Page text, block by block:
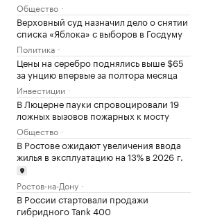
Общество
Верховный суд назначил дело о снятии
списка «Яблока» с выборов в Госдуму
Политика
Цены на серебро поднялись выше $65
за унцию впервые за полтора месяца
Инвестиции
В Люцерне пауки спровоцировали 19
ложных вызовов пожарных к мосту
Общество
В Ростове ожидают увеличения ввода
жилья в эксплуатацию на 13% в 2026 г.
Ростов-на-Дону
В России стартовали продажи
гибридного Tank 400